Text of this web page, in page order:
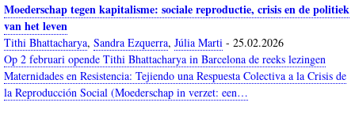
Moederschap tegen kapitalisme: sociale reproductie, crisis en de politiek
van het leven
Tithi Bhattacharya, Sandra Ezquerra, Júlia Marti - 25.02.2026
Op 2 februari opende Tithi Bhattacharya in Barcelona de reeks lezingen
Maternidades en Resistencia: Tejiendo una Respuesta Colectiva a la Crisis de
la Reproducción Social (Moederschap in verzet: een…